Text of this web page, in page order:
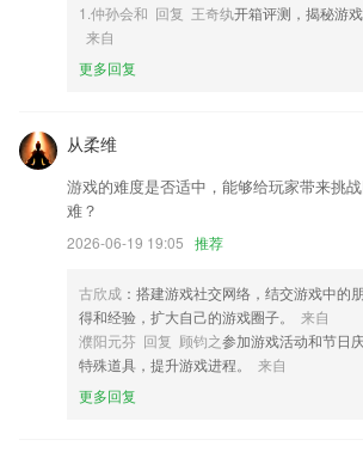
6,有时候感觉脸上干干的？不如用实时温湿度计看
温度湿度，这样你才可以更好的决定是否出门。
并不能代表什么，但了解舒适度完全可以为你的出
1.每天30分钟，碎片化时间想学就学
2.能够查看到所有的动物分类，便于用户查阅动
3.课程知识点涵盖Web安全、企业安全、Python
4.·根据你的兴趣更新丰富内容，学习不再迷茫
5.拥有海量的高质量论文作品。
6.有些重难点知识点直接讲解，深度剖析，帮助用
节课程，将学科内容分解，帮助用户更好的学习。
球盟会宝贝更新了什么?
1.仲孙会和 回复 王奇纨开箱评测，揭秘游
来自
更多回复
从柔维
游戏的难度是否适中，能够给玩家带来挑
难？
2026-06-19 19:05 推荐
古欣成 ：搭建游戏社交网络，结交游戏中的
得和经验，扩大自己的游戏圈子。
来自
濮阳元芬 回复 顾钧之参加游戏活动和节日
特殊道具，提升游戏进程。
来自
更多回复